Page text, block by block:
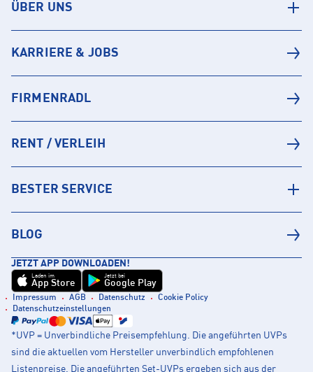
ÜBER UNS
KARRIERE & JOBS
FIRMENRADL
RENT / VERLEIH
BESTER SERVICE
BLOG
JETZT APP DOWNLOADEN!
Laden im
App Store
Jetzt bei
Google Play
Impressum AGB Datenschutz
Cookie Policy
Datenschutzeinstellungen
*UVP = Unverbindliche Preisempfehlung. Die angeführten UVPs
sind die aktuellen vom Hersteller unverbindlich empfohlenen
Listenpreise. Die angeführten Set-UVPs ergeben sich aus der